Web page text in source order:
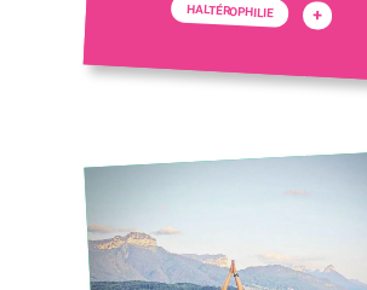
HALTÉROPHILIE +